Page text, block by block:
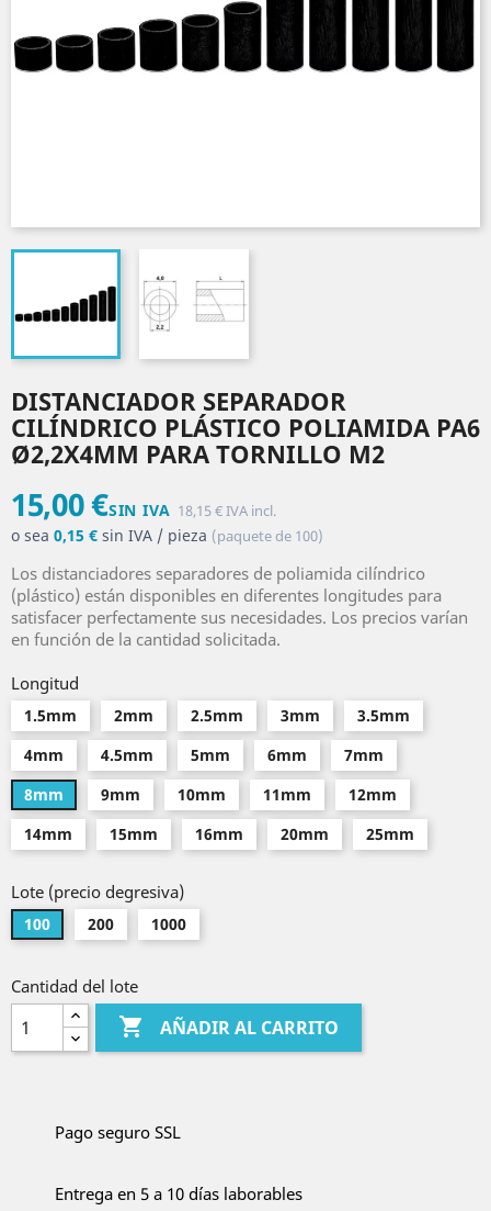
DISTANCIADOR SEPARADOR
CILÍNDRICO PLÁSTICO POLIAMIDA PA6
Ø2,2X4MM PARA TORNILLO M2
15,00 €SIN IVA 18,15 € IVA incl.
o sea 0,15 € sin IVA / pieza (paquete de 100)
Los distanciadores separadores de poliamida cilíndrico
(plástico) están disponibles en diferentes longitudes para
satisfacer perfectamente sus necesidades. Los precios varían
en función de la cantidad solicitada.
Longitud
1.5mm 2mm 2.5mm 3mm
3.5mm
4mm
4.5mm 5mm 6mm
7mm
8mm
9mm 10mm 11mm
12mm
14mm
15mm 16mm 20mm 25mm
Lote (precio degresiva)
100 200 1000
Cantidad del lote
 AÑADIR AL CARRITO
Pago seguro SSL
Entrega en 5 a 10 días laborables